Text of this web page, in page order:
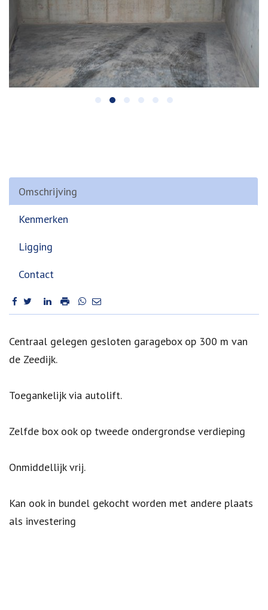
Omschrijving
Kenmerken
Ligging
Contact
Omschrijving
Centraal gelegen gesloten garagebox op 300 m van
de Zeedijk.
Toegankelijk via autolift.
Zelfde box ook op tweede ondergrondse verdieping
Onmiddellijk vrij.
Kan ook in bundel gekocht worden met andere plaats
als investering